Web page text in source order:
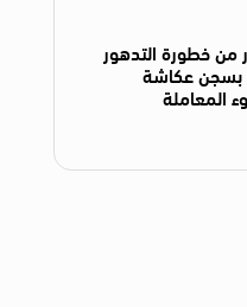
من خطورة التدهور
بسجن عكاشة
المعاملة